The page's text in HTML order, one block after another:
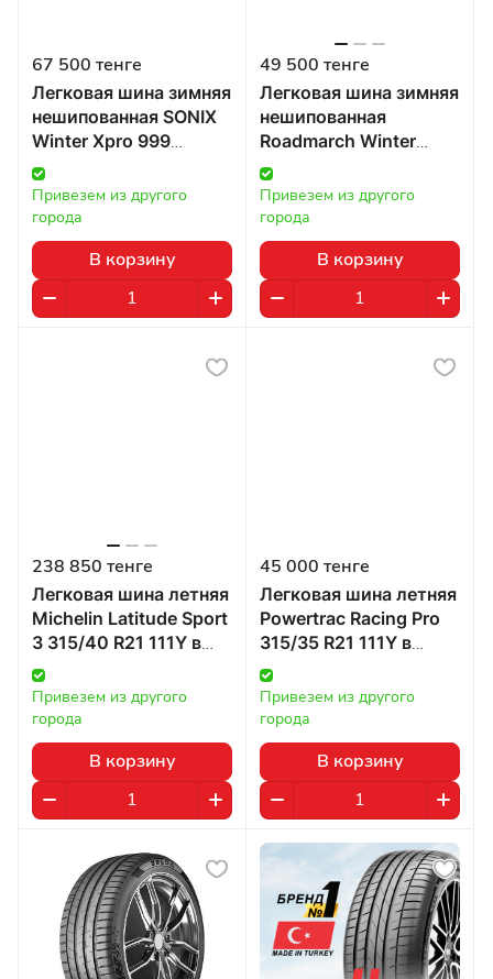
67 500 тенге
Легковая шина зимняя
нешипованная SONIX
Winter Xpro 999
315/40 R21 115H в
Казахстане
Привезем из другого
города
В корзину
49 500 тенге
Легковая шина зимняя
нешипованная
Roadmarch Winter
Xpro 999 315/40 R21
115H в Казахстане
Привезем из другого
города
В корзину
238 850 тенге
Легковая шина летняя
Michelin Latitude Sport
3 315/40 R21 111Y в
Казахстане
Привезем из другого
города
В корзину
45 000 тенге
Легковая шина летняя
Powertrac Racing Pro
315/35 R21 111Y в
Казахстане
Привезем из другого
города
В корзину